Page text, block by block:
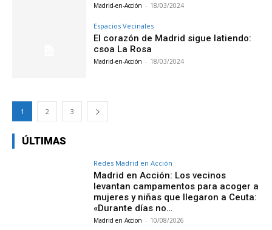
Madrid-en-Acción - 18/03/2024
Espacios Vecinales
El corazón de Madrid sigue latiendo:
csoa La Rosa
Madrid-en-Acción - 18/03/2024
1 2 3
ÚLTIMAS
Redes Madrid en Acción
Madrid en Acción: Los vecinos
levantan campamentos para acoger a
mujeres y niñas que llegaron a Ceuta:
«Durante días no…
Madrid en Accion - 10/08/2026